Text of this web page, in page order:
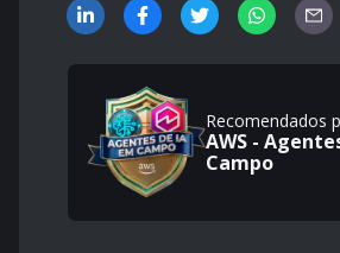
Recomendados
AWS -
Campo